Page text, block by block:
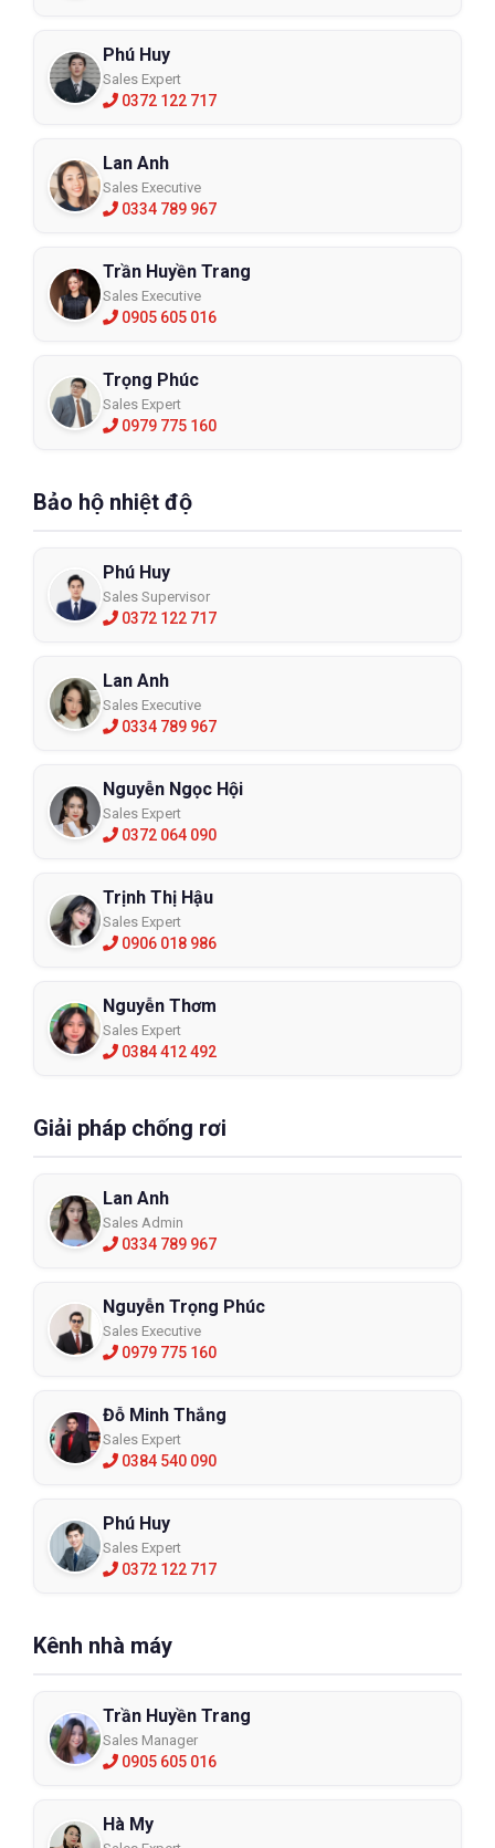
Phú Huy
Sales Expert
0372 122 717
Lan Anh
Sales Executive
0334 789 967
Trần Huyền Trang
Sales Executive
0905 605 016
Trọng Phúc
Sales Expert
0979 775 160
Bảo hộ nhiệt độ
Phú Huy
Sales Supervisor
0372 122 717
Lan Anh
Sales Executive
0334 789 967
Nguyễn Ngọc Hội
Sales Expert
0372 064 090
Trịnh Thị Hậu
Sales Expert
0906 018 986
Nguyễn Thơm
Sales Expert
0384 412 492
Giải pháp chống rơi
Lan Anh
Sales Admin
0334 789 967
Nguyễn Trọng Phúc
Sales Executive
0979 775 160
Đỗ Minh Thắng
Sales Expert
0384 540 090
Phú Huy
Sales Expert
0372 122 717
Kênh nhà máy
Trần Huyền Trang
Sales Manager
0905 605 016
Hà My